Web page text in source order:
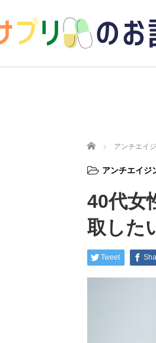
ホーム アンチエイ
アンチエイジ
40代女
取した
Tweet